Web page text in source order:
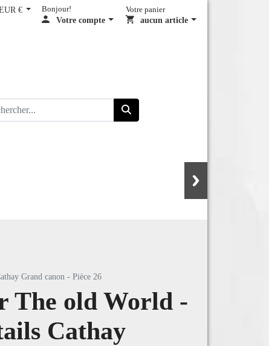
€ Bonjour!
Votre compte
Votre panier
aucun article
Grand canon - Pièce 26
The old World -
Cathay